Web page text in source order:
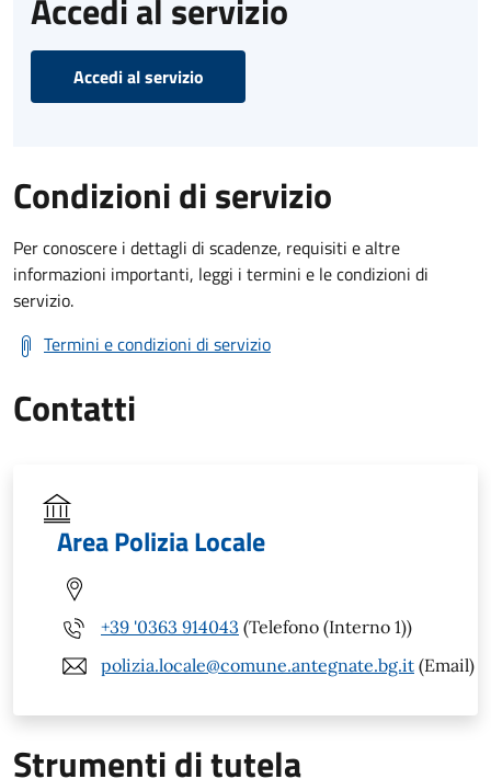
Accedi al servizio
Condizioni di servizio
Per conoscere i dettagli di scadenze, requisiti e altre
informazioni importanti, leggi i termini e le condizioni di
servizio.
Termini e condizioni di servizio
Contatti
Area Polizia Locale
+39 '0363 914043 (Telefono (Interno 1))
polizia.locale@comune.antegnate.bg.it (Email)
Strumenti di tutela